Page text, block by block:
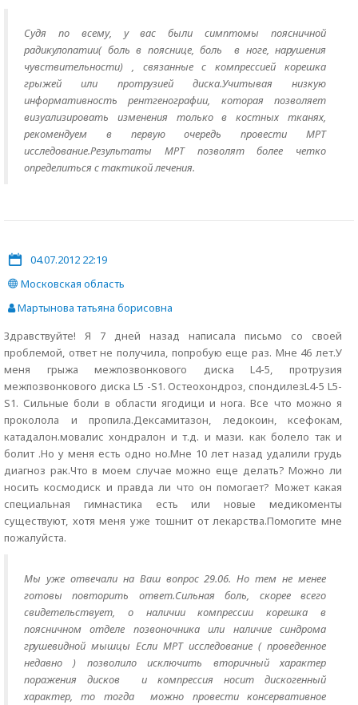
Судя по всему, у вас были симптомы поясничной
радикулопатии( боль в пояснице, боль в ноге, нарушения
чувствительности) , связанные с компрессией корешка
грыжей или протрузией диска.Учитывая низкую
информативность рентгенографии, которая позволяет
визуализировать изменения только в костных тканях,
рекомендуем в первую очередь провести МРТ
исследование.Результаты МРТ позволят более четко
определиться с тактикой лечения.
04.07.2012 22:19
Московская область
Мартынова татьяна борисовна
Здравствуйте! Я 7 дней назад написала письмо со своей
проблемой, ответ не получила, попробую еще раз. Мне 46 лет.У
меня грыжа межпозвонкового диска L4-5, протрузия
межпозвонкового диска L5 -S1. Остеохондроз, спондилезL4-5 L5-
S1. Сильные боли в области ягодици и нога. Все что можно я
проколола и пропила.Дексамитазон, ледокоин, ксефокам,
катадалон.мовалис хондралон и т.д. и мази. как болело так и
болит .Но у меня есть одно но.Мне 10 лет назад удалили грудь
диагноз рак.Что в моем случае можно еще делать? Можно ли
носить космодиск и правда ли что он помогает? Может какая
специальная гимнастика есть или новые медикоменты
существуют, хотя меня уже тошнит от лекарства.Помогите мне
пожалуйста.
Мы уже отвечали на Ваш вопрос 29.06. Но тем не менее
готовы повторить ответ.Сильная боль, скорее всего
свидетельствует, о наличии компрессии корешка в
поясничном отделе позвоночника или наличие синдрома
грушевидной мышцы Если МРТ исследование ( проведенное
недавно ) позволило исключить вторичный характер
поражения дисков и компрессия носит дискогенный
характер, то тогда можно провести консервативное